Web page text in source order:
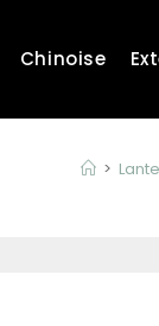
Chinoise
>